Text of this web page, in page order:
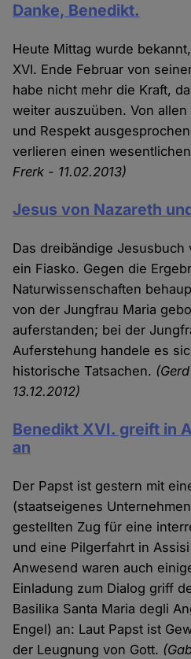
Danke, Benedikt.
Heute Mittag wurde
XVI. Ende Februar von
habe nicht mehr die Kraft,
weiter auszuüben. Von
und Respekt
verlieren einen
Frerk - 11.02.2013)
Jesus von Nazareth
Das dreibändige Jesusbuch
ein Fiasko. Gegen die
Naturwissenschaften
von der Jungfrau Maria
auferstanden; bei der
Auferstehung handele es
historische Tatsachen.
13.12.2012)
Benedikt XVI. greift in
an
Der Papst ist gestern mit
(staatseigenes
gestellten Zug für eine
und eine Pilgerfahrt in
Anwesend waren auch
Einladung zum Dialog griff
Basilika Santa Maria degli
Engel) an: Laut Papst ist
der Leugnung von Gott.